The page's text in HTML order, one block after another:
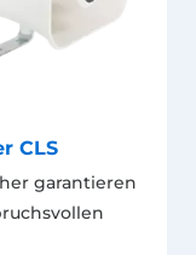
CLS
garantieren